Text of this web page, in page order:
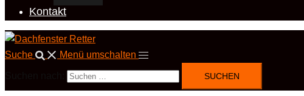
Kontakt
Suche Menü umschalten